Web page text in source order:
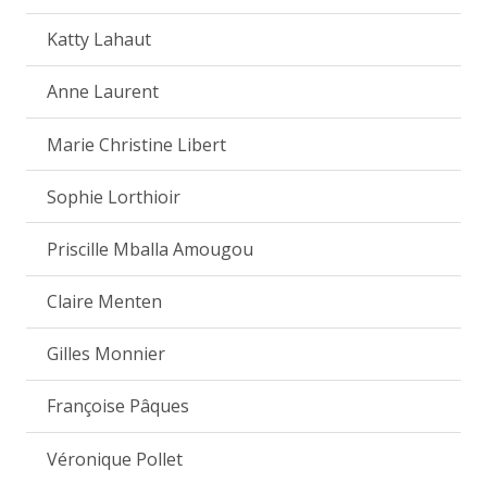
Katty Lahaut
Anne Laurent
Marie Christine Libert
Sophie Lorthioir
Priscille Mballa Amougou
Claire Menten
Gilles Monnier
Françoise Pâques
Véronique Pollet